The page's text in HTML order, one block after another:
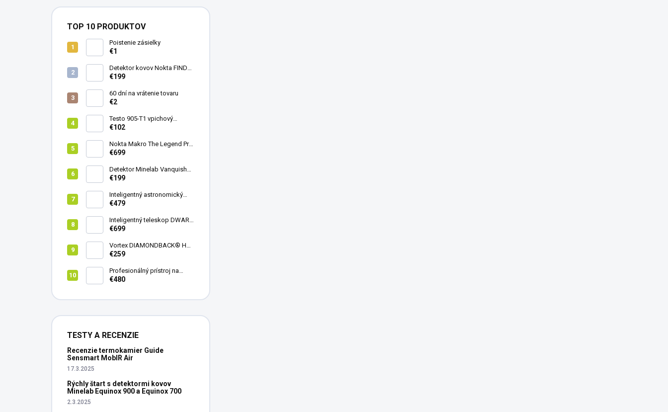
TOP 10 PRODUKTOV
Poistenie zásielky
€1
Detektor kovov Nokta FINDX
Pro
€199
60 dní na vrátenie tovaru
€2
Testo 905-T1 vpichový
teplomer
€102
Nokta Makro The Legend Pro
Pack - model 2024
€699
Detektor Minelab Vanquish
340
€199
Inteligentný astronomický
teleskop DwarfLab Dwarf
€479
Inteligentný teleskop DWARF
III + originálny statív DWARF 3
€699
Vortex DIAMONDBACK® HD
8X42
€259
Profesionálný prístroj na
vedenie vŕtania Laserliner
€480
TESTY A RECENZIE
Recenzie termokamier Guide
Sensmart MobIR Air
17.3.2025
Rýchly štart s detektormi kovov
Minelab Equinox 900 a Equinox 700
2.3.2025